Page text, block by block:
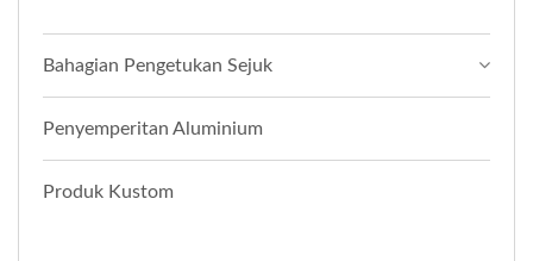
Bahagian Pengetukan Sejuk
Penyemperitan Aluminium
Produk Kustom